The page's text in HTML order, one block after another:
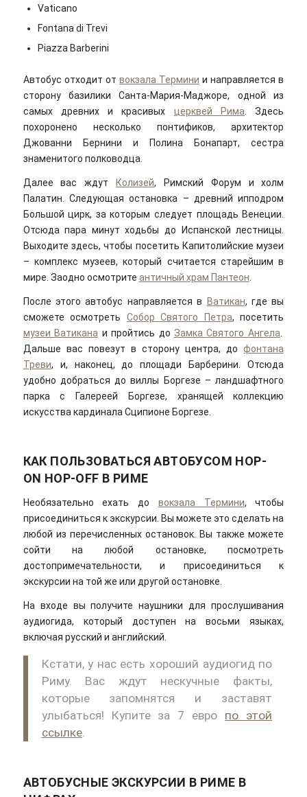
Vaticano
Fontana di Trevi
Piazza Barberini
Автобус отходит от вокзала Термини и направляется в
сторону базилики Санта-Мария-Маджоре, одной из
самых древних и красивых церквей Рима. Здесь
похоронено несколько понтификов, архитектор
Джованни Бернини и Полина Бонапарт, сестра
знаменитого полководца.
Далее вас ждут Колизей, Римский Форум и холм
Палатин. Следующая остановка – древний ипподром
Большой цирк, за которым следует площадь Венеции.
Отсюда пара минут ходьбы до Испанской лестницы.
Выходите здесь, чтобы посетить Капитолийские музеи
– комплекс музеев, который считается старейшим в
мире. Заодно осмотрите античный храм Пантеон.
После этого автобус направляется в Ватикан, где вы
сможете осмотреть Собор Святого Петра, посетить
музеи Ватикана и пройтись до Замка Святого Ангела
Дальше вас повезут в сторону центра, дофонтана
Треви, и, наконец, до площади Барберини. Отсюда
удобно добраться до виллы Боргезе – ландшафтного
парка с Галереей Боргезе, хранящей коллекцию
искусства кардинала Сципионе Боргезе.
КАК ПОЛЬЗОВАТЬСЯ АВТОБУСОМ HOP-
ON HOP-OFF В РИМЕ
Необязательно ехать до вокзала Термини, чтобы
присоединиться к экскурсии. Вы можете это сделать на
любой из перечисленных остановок. Вы также можете
сойти на любой остановке, посмотреть
достопримечательности, и присоединиться к
экскурсии на той же или другой остановке.
На входе вы получите наушники для прослушивания
аудиогида, который доступен на восьми языках,
включая русский и английский.
Кстати, у нас есть хороший аудиогид по
Риму. Вас ждут нескучные факты,
которые запомнятся и заставят
улыбаться! Купите за 7 евро по этой
ссылке.
АВТОБУСНЫЕ ЭКСКУРСИИ В РИМЕ В